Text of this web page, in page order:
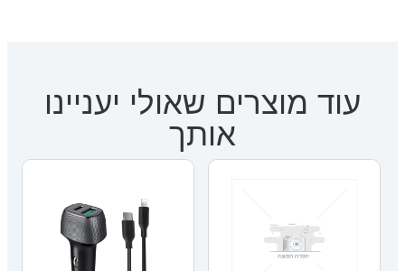
עוד מוצרים שאולי יעניינו
אותך